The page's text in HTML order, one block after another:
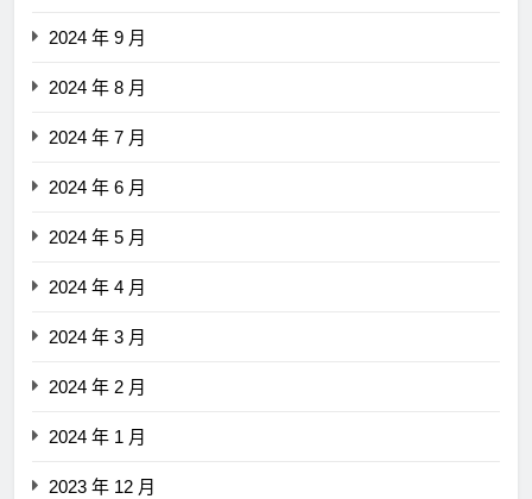
2024 年 9 月
2024 年 8 月
2024 年 7 月
2024 年 6 月
2024 年 5 月
2024 年 4 月
2024 年 3 月
2024 年 2 月
2024 年 1 月
2023 年 12 月